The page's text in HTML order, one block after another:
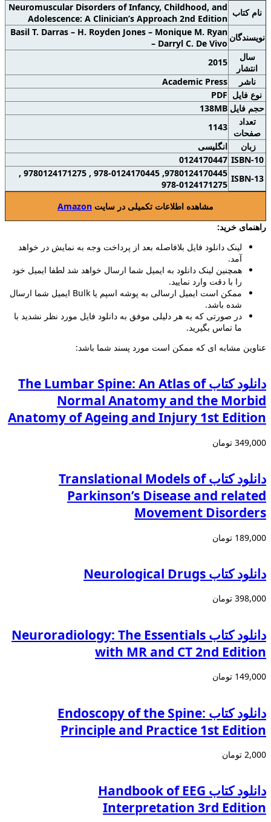
نام کتاب Neuromuscular Disorders of Infancy, Childhood, and
Adolescence: A Clinician’s Approach 2nd Edition
نويسندگان Basil T. Darras – H. Royden Jones – Monique M. Ryan
– Darryl C. De Vivo
سال
انتشار
2015
ناشر
Academic Press
نوع فايل PDF
حجم فايل 138MB
تعداد
صفحات
1143
زبان
انگلیسی
ISBN-10
0124170447
ISBN-13
9780124170445, 978-0124170445 , 9780124171275 ,
978-0124171275
مشاهده اطلاعات تکمیلی در سایت Amazon
راهنمای خرید:
لینک دانلود فایل بلافاصله بعد از پرداخت وجه به نمایش در خواهد
آمد.
همچنین لینک دانلود به ایمیل شما ارسال خواهد شد لطفا ایمیل خود
را با دقت وارد نمایید.
ممکن است ایمیل ارسالی به پوشه اسپم یا Bulk ایمیل شما ارسال
شده باشد.
در صورتی که به هر دلیلی موفق به دانلود فایل مورد نظر نشدید با
ما تماس بگیرید.
عناوین مشابه ای که ممکن است مورد پسند شما باشد:
دانلود كتاب The Lumbar Spine: An Atlas of
Normal Anatomy and the Morbid
Anatomy of Ageing and Injury 1st Edition
349,000 تومان
دانلود کتاب Translational Models of
Parkinson’s Disease and related
Movement Disorders
189,000 تومان
دانلود کتاب Neurological Drugs
398,000 تومان
دانلود کتاب Neuroradiology: The Essentials
with MR and CT 2nd Edition
149,000 تومان
دانلود کتاب Endoscopy of the Spine:
Principle and Practice 1st Edition
2,000 تومان
دانلود کتاب Handbook of EEG
Interpretation 3rd Edition